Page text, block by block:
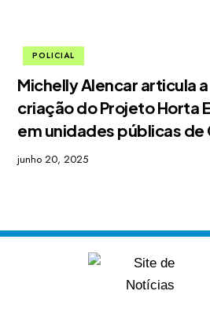
POLICIAL
Michelly Alencar articula a
criação do Projeto Horta
em unidades públicas de
junho 20, 2025